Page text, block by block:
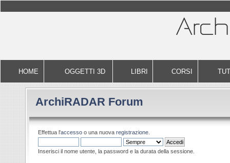
HOME OGGETTI 3D LIBRI CORSI
ArchiRADAR Forum
Effettua l'accesso o una nuova registrazione.
Inserisci il nome utente, la password e la durata della sessione.